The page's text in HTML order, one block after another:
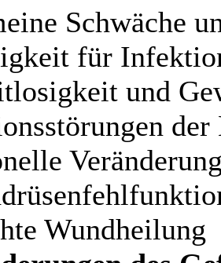
Schwäche
für
und
Wundheilung